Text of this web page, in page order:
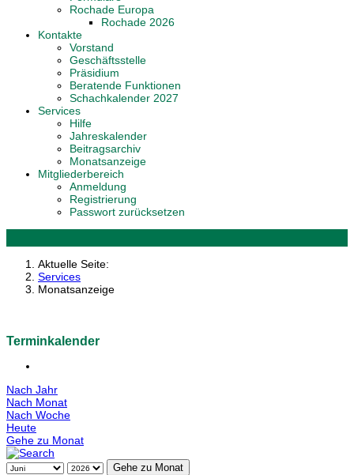
Rochade Europa
Rochade 2026
Kontakte
Vorstand
Geschäftsstelle
Präsidium
Beratende Funktionen
Schachkalender 2027
Services
Hilfe
Jahreskalender
Beitragsarchiv
Monatsanzeige
Mitgliederbereich
Anmeldung
Registrierung
Passwort zurücksetzen
Aktuelle Seite:
Services
Monatsanzeige
Terminkalender
Nach Jahr
Nach Monat
Nach Woche
Heute
Gehe zu Monat
Gehe zu Monat